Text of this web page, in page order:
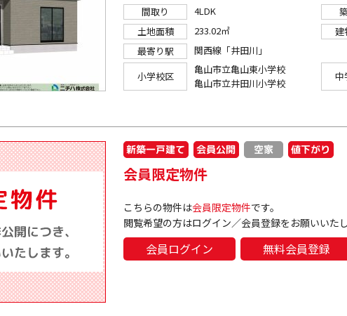
間取り 4LDK
土地面積
233.02㎡ 建
最寄り駅
関西線「井田川」
小学校区
亀山市立亀山東小学校
亀山市立井田川小学校
中
新築一戸建て 会員公開 空家 値下がり
会員限定物件
こちらの物件は会員限定物件です。
閲覧希望の方はログイン／会員登録をお願いいたし
会員ログイン 無料会員登録